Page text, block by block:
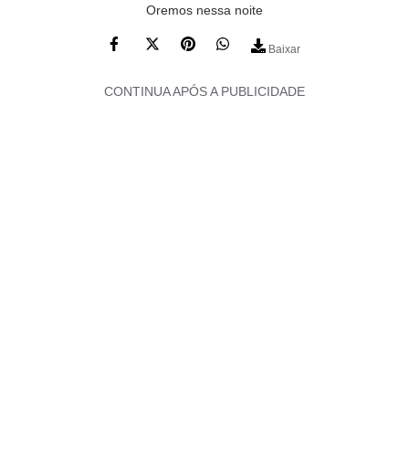
Oremos nessa noite
Baixar
CONTINUA APÓS A PUBLICIDADE